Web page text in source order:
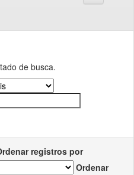
de busca.
registros por
Ordenar